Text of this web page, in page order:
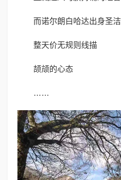
而诺尔朗白哈达出身圣洁
整天价无规则线描
颉颃的心态
……